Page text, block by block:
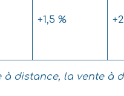
+1,5 %
à distance, la vente